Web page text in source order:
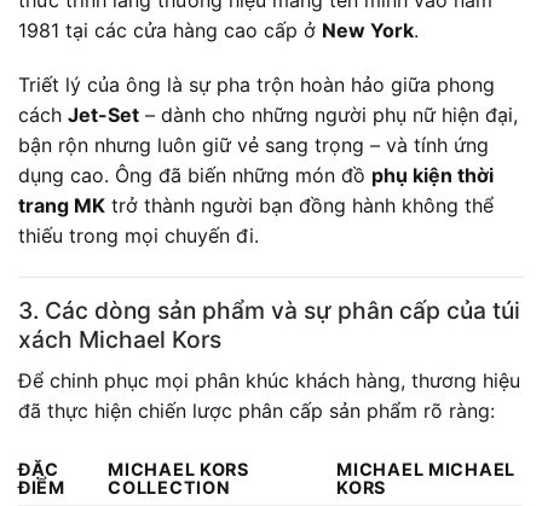
1981 tại các cửa hàng cao cấp ở New York.
Triết lý của ông là sự pha trộn hoàn hảo giữa phong
cách Jet-Set – dành cho những người phụ nữ hiện đại,
bận rộn nhưng luôn giữ vẻ sang trọng – và tính ứng
dụng cao. Ông đã biến những món đồ phụ kiện thời
trang MK trở thành người bạn đồng hành không thể
thiếu trong mọi chuyến đi.
3. Các dòng sản phẩm và sự phân cấp của túi
xách Michael Kors
Để chinh phục mọi phân khúc khách hàng, thương hiệu
đã thực hiện chiến lược phân cấp sản phẩm rõ ràng:
ĐẶC
ĐIỂM
MICHAEL KORS
COLLECTION
MICHAEL MICHAEL
KORS